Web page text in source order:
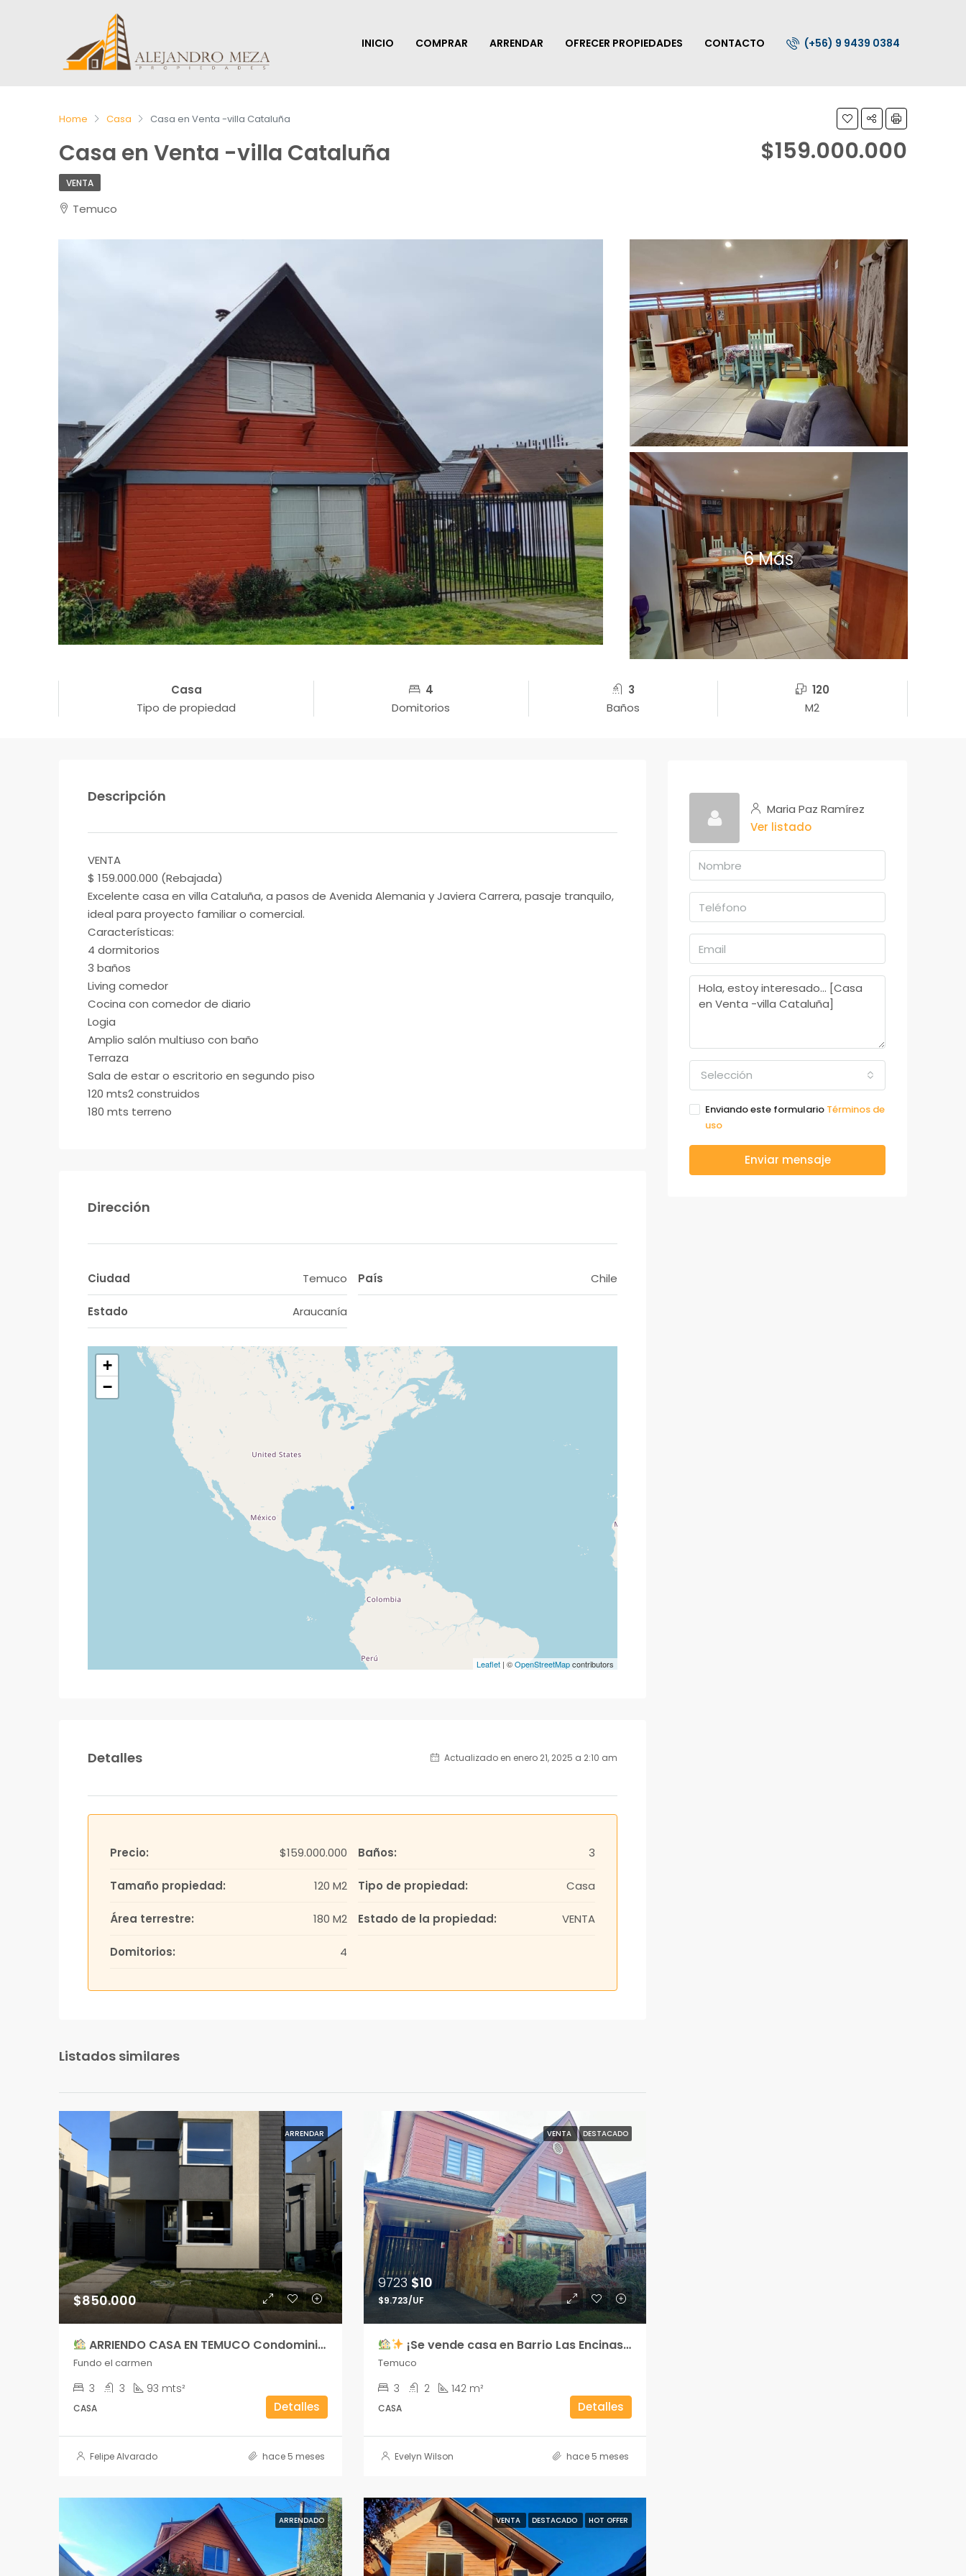
INICIO COMPRAR ARRENDAR OFRECER PROPIEDADES CONTACTO (+56) 9 9439 0384
Home Casa Casa en Venta -villa Cataluña
Casa en Venta -villa Cataluña $159.000.000
VENTA
Temuco
6 Más
Casa
Tipo de propiedad
4
Domitorios
3
Baños
120
M2
Descripción
VENTA
$ 159.000.000 (Rebajada)
Excelente casa en villa Cataluña, a pasos de Avenida Alemania y Javiera Carrera, pasaje tranquilo,
ideal para proyecto familiar o comercial.
Características:
4 dormitorios
3 baños
Living comedor
Cocina con comedor de diario
Logia
Amplio salón multiuso con baño
Terraza
Sala de estar o escritorio en segundo piso
120 mts2 construidos
180 mts terreno
Dirección
Ciudad Temuco
Estado Araucanía
País Chile
+
−
Leaflet | ©OpenStreetMapcontributors
Detalles Actualizado en enero 21, 2025 a 2:10 am
Precio: $159.000.000
Tamaño propiedad: 120 M2
Área terrestre: 180 M2
Domitorios: 4
Baños: 3
Tipo de propiedad: Casa
Estado de la propiedad: VENTA
Listados similares
ARRENDAR
$850.000
ARRIENDO CASA EN TEMUCO Condominio Terranova – Sector Fundo El Carmen
Fundo el carmen
3 3 93 mts²
CASA Detalles
Felipe Alvarado hace 5 meses
VENTA DESTACADO
9723$10
$9.723/UF
¡Se vende casa en Barrio Las Encinas, Temuco!
Temuco
3 2 142 m²
CASA Detalles
Evelyn Wilson hace 5 meses
ARRENDADO VENTA DESTACADO HOT OFFER
Maria Paz Ramírez
Ver listado
Selección
Enviando este formulario Términos de
uso
Enviar mensaje